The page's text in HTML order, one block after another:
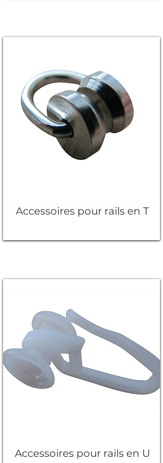
Accessoires pour rails en T
Accessoires pour rails en U